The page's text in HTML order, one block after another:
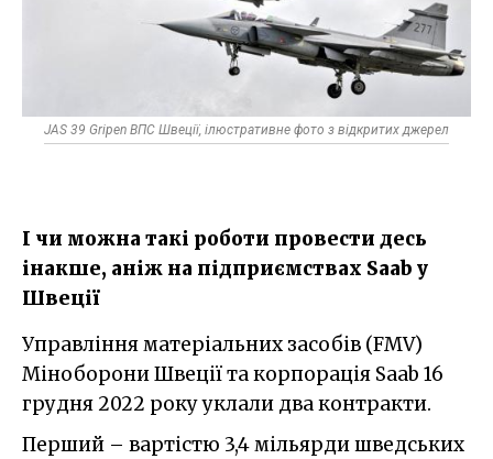
JAS 39 Gripen ВПС Швеції, ілюстративне фото з відкритих джерел
І чи можна такі роботи провести десь
інакше, аніж на підприємствах Saab у
Швеції
Управління матеріальних засобів (FMV)
Міноборони Швеції та корпорація Saab 16
грудня 2022 року уклали два контракти.
Перший – вартістю 3,4 мільярди шведських